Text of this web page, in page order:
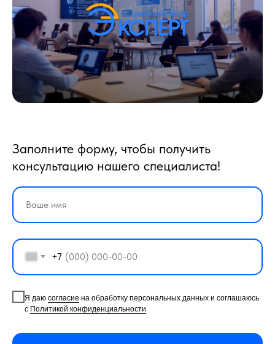
Заполните форму, чтобы получить
консультацию нашего специалиста!
+7
Я даю согласие на обработку персональных данных и соглашаюсь
с Политикой конфиденциальности